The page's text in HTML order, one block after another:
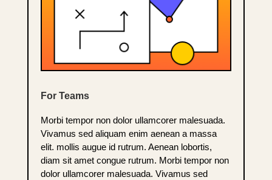
For Teams
Morbi tempor non dolor ullamcorer malesuada.
Vivamus sed aliquam enim aenean a massa
elit. mollis augue id rutrum. Aenean lobortis,
diam sit amet congue rutrum. Morbi tempor non
dolor ullamcorer malesuada. Vivamus sed